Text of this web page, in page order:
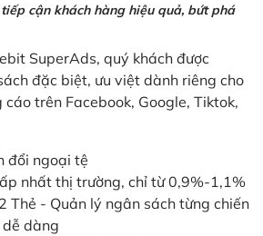
cận khách hàng hiệu quả, bứt phá
SuperAds, quý khách được
đặc biệt, ưu việt dành riêng cho
trên Facebook, Google, Tiktok,
đổi ngoại tệ
nhất thị trường, chỉ từ 0,9%-1,1%
Thẻ - Quản lý ngân sách từng chiến
dàng